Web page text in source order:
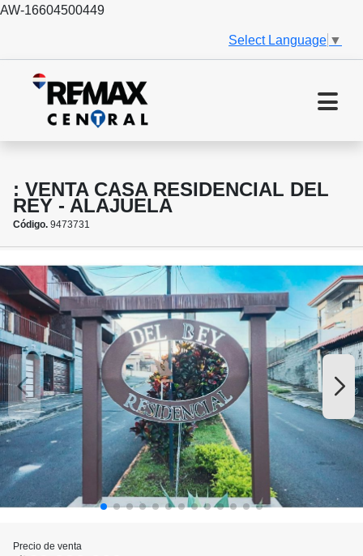
AW-16604500449
Select Language ▼
: VENTA CASA RESIDENCIAL DEL
REY - ALAJUELA
Código. 9473731
Precio de venta